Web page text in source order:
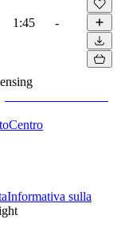
1:45 -
Centro
Informativa sulla